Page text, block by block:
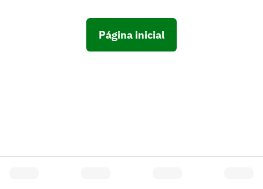
Página inicial